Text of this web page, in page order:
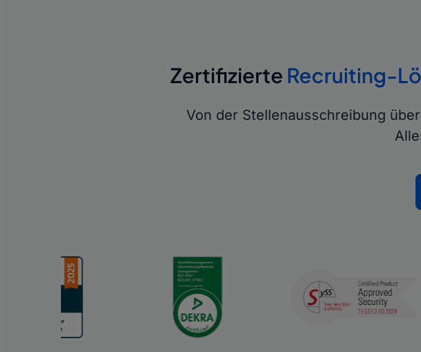
Zertifizierte Recruiting-
Von der Stellenausschreibung